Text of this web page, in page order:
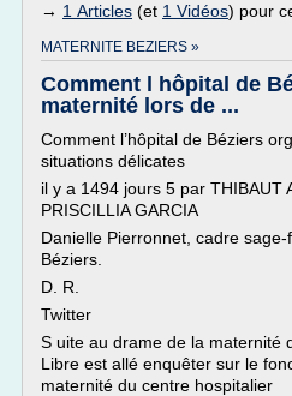
→ 1 Articles (et 1 Vidéos) pour
MATERNITE BEZIERS »
Comment l hôpital de
maternité lors de ...
Comment l’hôpital de Béziers
situations délicates
il y a 1494 jours 5 par THIBAUT
PRISCILLIA GARCIA
Danielle Pierronnet, cadre
Béziers.
D. R.
Twitter
S uite au drame de la maternité
Libre est allé enquêter sur le
maternité du centre hospitalier